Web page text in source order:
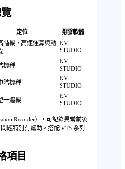
定位 開發軟體
階機，高速運算與動 KV
STUDIO
機種
KV
STUDIO
階機種
KV
STUDIO
一體機
KV
STUDIO
Recorder），可記錄異常前後
題特別有幫助。搭配 VT5 系列
項目